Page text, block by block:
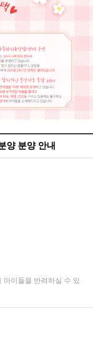
양 분양 안내
이들을 반려하실 수 있